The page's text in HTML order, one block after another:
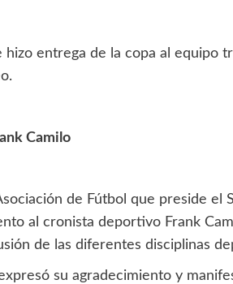
entrega de la copa al equipo
Camilo
de Fútbol que preside el
al cronista deportivo Frank
de las diferentes disciplinas
su agradecimiento y